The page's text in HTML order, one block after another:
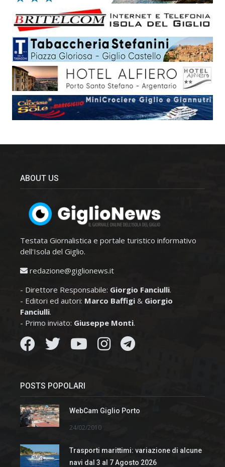
ABOUT US
Testata Giornalistica e portale turistico informativo
dell'Isola del Giglio.
redazione@giglionews.it
- Direttore Responsabile: Giorgio Fanciulli.
- Editori ed autori: Marco Baffigi & Giorgio
Fanciulli.
- Primo inviato: Giuseppe Monti.
POSTS POPOLARI
WebCam Giglio Porto
24/02/2010
Trasporti marittimi: variazione di alcune
navi dal 3 al 7 Agosto 2026